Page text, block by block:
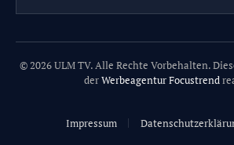
© 2026 ULM TV. Alle Rechte Vorbehalten.
derWerbeagentur Focustrend
Impressum